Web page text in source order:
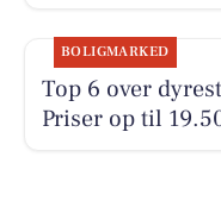
BOLIGMARKED
Top 6 over
Priser op til